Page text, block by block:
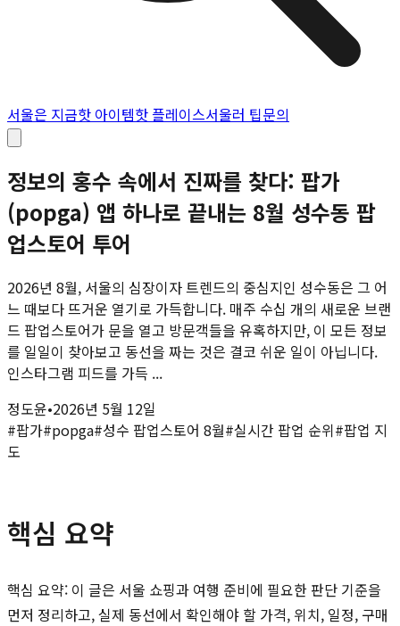
서울은 지금핫 아이템핫 플레이스서울러 팁문의
정보의 홍수 속에서 진짜를 찾다: 팝가
(popga) 앱 하나로 끝내는 8월 성수동 팝
업스토어 투어
2026년 8월, 서울의 심장이자 트렌드의 중심지인 성수동은 그 어
느 때보다 뜨거운 열기로 가득합니다. 매주 수십 개의 새로운 브랜
드 팝업스토어가 문을 열고 방문객들을 유혹하지만, 이 모든 정보
를 일일이 찾아보고 동선을 짜는 것은 결코 쉬운 일이 아닙니다.
인스타그램 피드를 가득 ...
정도윤•2026년 5월 12일
#팝가#popga#성수 팝업스토어 8월#실시간 팝업 순위#팝업 지
도
핵심 요약
핵심 요약: 이 글은 서울 쇼핑과 여행 준비에 필요한 판단 기준을
먼저 정리하고, 실제 동선에서 확인해야 할 가격, 위치, 일정, 구매